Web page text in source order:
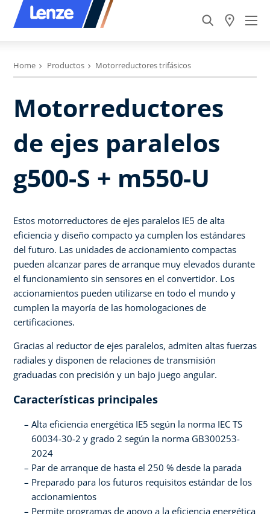
Home Productos Motorreductores trifásicos
Motorreductores
de ejes paralelos
g500-S + m550-U
Estos motorreductores de ejes paralelos IE5 de alta
eficiencia y diseño compacto ya cumplen los estándares
del futuro. Las unidades de accionamiento compactas
pueden alcanzar pares de arranque muy elevados durante
el funcionamiento sin sensores en el convertidor. Los
accionamientos pueden utilizarse en todo el mundo y
cumplen la mayoría de las homologaciones de
certificaciones.
Gracias al reductor de ejes paralelos, admiten altas fuerzas
radiales y disponen de relaciones de transmisión
graduadas con precisión y un bajo juego angular.
Características principales
Alta eficiencia energética IE5 según la norma IEC TS
60034-30-2 y grado 2 según la norma GB300253-
2024
Par de arranque de hasta el 250 % desde la parada
Preparado para los futuros requisitos estándar de los
accionamientos
Permite programas de apoyo a la eficiencia energética